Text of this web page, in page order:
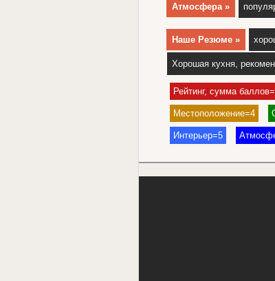
Атмосфера »
Наше Резюме »
Хорошая кухня,
Рейтинг, сумма баллов=
Местоположение=4
Интерьер=5